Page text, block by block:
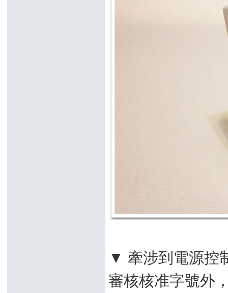
▼ 牽涉到電源控
審核核准字號外